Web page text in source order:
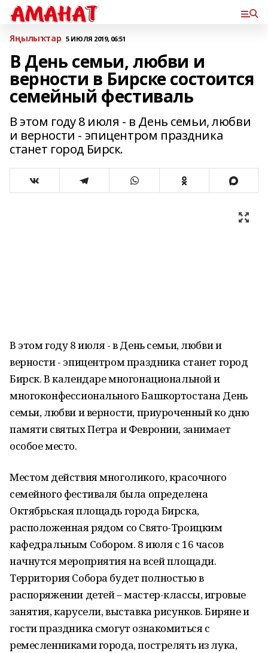
Яңылыҡтар 5 ИЮЛЯ 2019, 06:51
В День семьи, любви и
верности в Бирске состоится
семейный фестиваль
В этом году 8 июля - в День семьи, любви
и верности - эпицентром праздника
станет город Бирск.
В этом году 8 июля - в День семьи, любви и
верности - эпицентром праздника станет город
Бирск. В календаре многонациональной и
многоконфессионального Башкортостана День
семьи, любви и верности, приуроченный ко дню
памяти святых Петра и Февронии, занимает
особое место.
Местом действия многоликого, красочного
семейного фестиваля была определена
Октябрьская площадь города Бирска,
расположенная рядом со Свято-Троицким
кафедральным Собором. 8 июля с 16 часов
начнутся мероприятия на всей площади.
Территория Собора будет полностью в
распоряжении детей – мастер-классы, игровые
занятия, карусели, выставка рисунков. Биряне и
гости праздника смогут ознакомиться с
ремесленниками города, пострелять из лука,